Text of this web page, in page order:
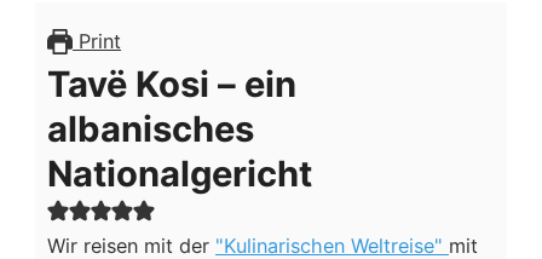
Print
Tavë Kosi – ein
albanisches
Nationalgericht
Wir reisen mit der "Kulinarischen Weltreise" mit